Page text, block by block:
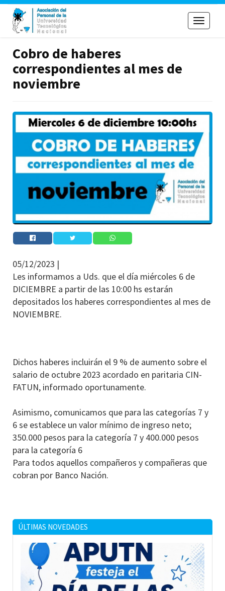
Toggle
Cobro de haberes
correspondientes al mes de
noviembre
05/12/2023 |
Les informamos a Uds. que el día miércoles 6 de
DICIEMBRE a partir de las 10:00 hs estarán
depositados los haberes correspondientes al mes de
NOVIEMBRE.
Dichos haberes incluirán el 9 % de aumento sobre el
salario de octubre 2023 acordado en paritaria CIN-
FATUN, informado oportunamente.
Asimismo, comunicamos que para las categorías 7 y
6 se establece un valor mínimo de ingreso neto;
350.000 pesos para la categoría 7 y 400.000 pesos
para la categoría 6
Para todos aquellos compañeros y compañeras que
cobran por Banco Nación.
ÚLTIMAS NOVEDADES